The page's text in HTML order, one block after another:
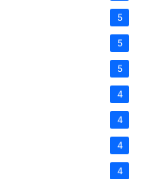
5
5
5
4
4
4
4